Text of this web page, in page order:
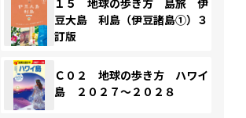
豆大島 利島（伊豆諸島①）３
訂版
Ｃ０２ 地球の歩き方 ハワイ
島 ２０２７～２０２８